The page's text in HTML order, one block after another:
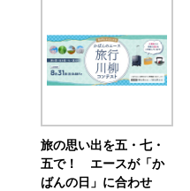
旅の思い出を五・七・
五で！ エースが「か
ばんの日」に合わせ